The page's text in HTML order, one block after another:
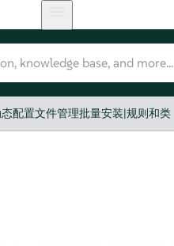
配置文件管理批量安装|规则和类